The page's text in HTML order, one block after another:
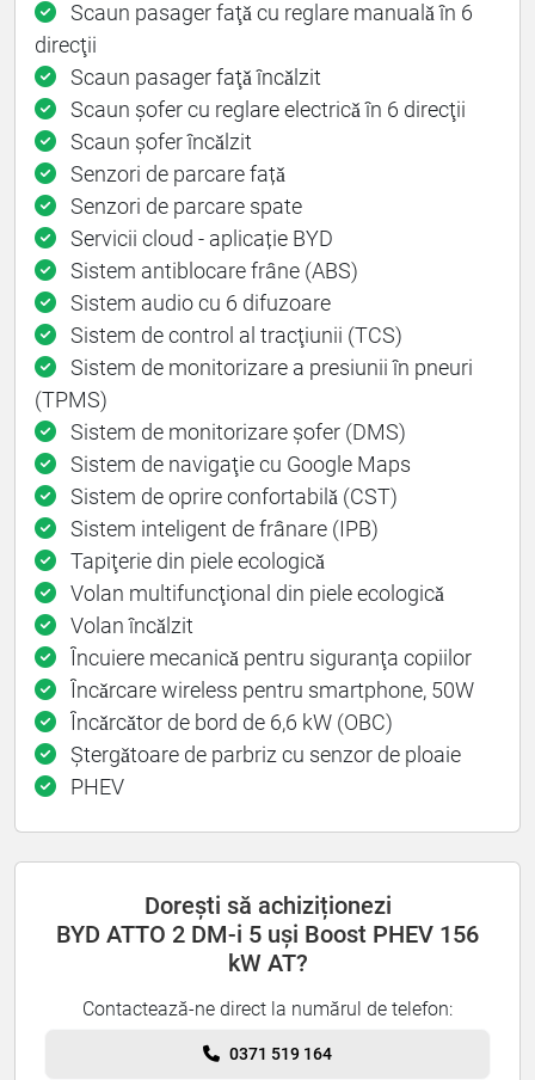
Scaun pasager faţǎ cu reglare manualǎ în 6
direcţii
Scaun pasager faţǎ încǎlzit
Scaun șofer cu reglare electricǎ în 6 direcţii
Scaun șofer încǎlzit
Senzori de parcare fațǎ
Senzori de parcare spate
Servicii cloud - aplicație BYD
Sistem antiblocare frâne (ABS)
Sistem audio cu 6 difuzoare
Sistem de control al tracţiunii (TCS)
Sistem de monitorizare a presiunii în pneuri
(TPMS)
Sistem de monitorizare șofer (DMS)
Sistem de navigaţie cu Google Maps
Sistem de oprire confortabilǎ (CST)
Sistem inteligent de frânare (IPB)
Tapiţerie din piele ecologicǎ
Volan multifuncţional din piele ecologicǎ
Volan încǎlzit
Încuiere mecanicǎ pentru siguranţa copiilor
Încǎrcare wireless pentru smartphone, 50W
Încǎrcǎtor de bord de 6,6 kW (OBC)
Ștergǎtoare de parbriz cu senzor de ploaie
PHEV
Dorești să achiziționezi
BYD ATTO 2 DM-i 5 uși Boost PHEV 156
kW AT?
Contactează-ne direct la numărul de telefon:
0371 519 164